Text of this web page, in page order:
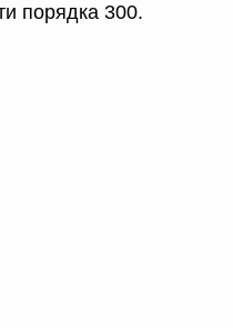
порядка 300.